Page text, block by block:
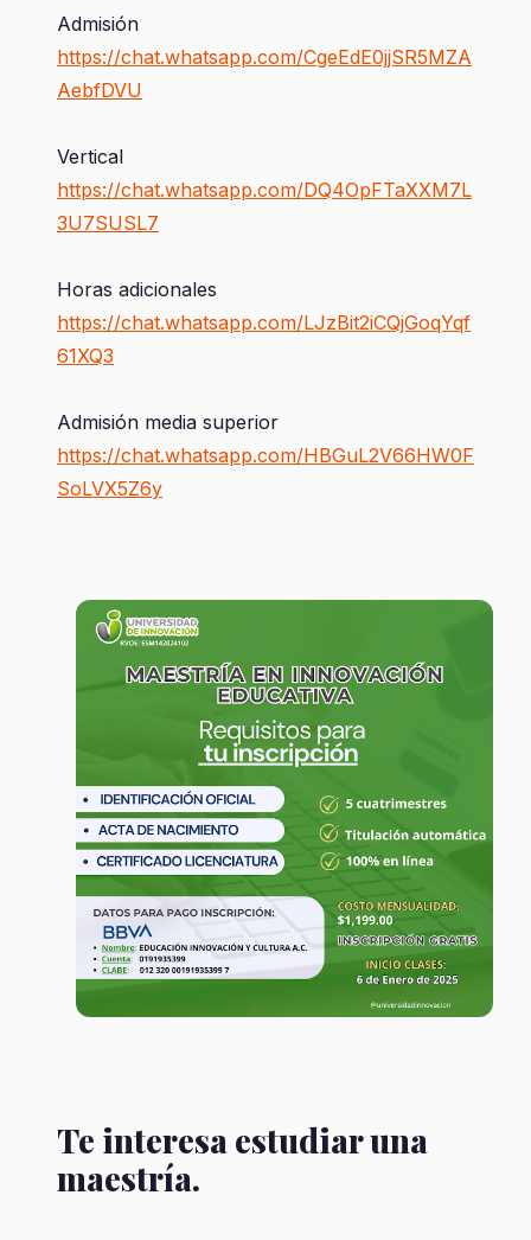
Admisión
https://chat.whatsapp.com/CgeEdE0jjSR5MZA
AebfDVU
Vertical
https://chat.whatsapp.com/DQ4OpFTaXXM7L
3U7SUSL7
Horas adicionales
https://chat.whatsapp.com/LJzBit2iCQjGoqYqf
61XQ3
Admisión media superior
https://chat.whatsapp.com/HBGuL2V66HW0F
SoLVX5Z6y
Te interesa estudiar una
maestría.